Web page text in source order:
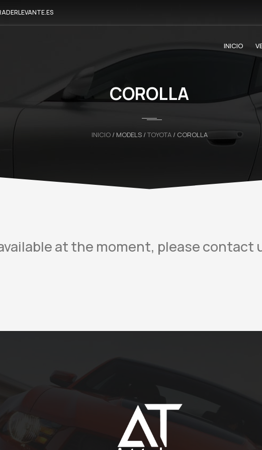
INICIO
COROLLA
INICIO/ MODELS /TOYOTA/ COROLLA
at the moment, please contact